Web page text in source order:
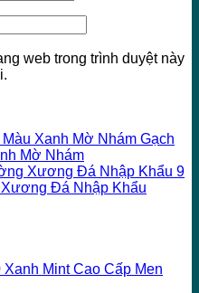
web trong trình duyệt này
Gạch
Mờ Nhám
9
Đá Nhập Khẩu